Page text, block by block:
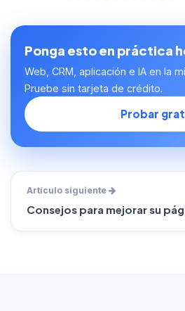
Ponga esto en práctica
Web, CRM, aplicación e IA en la
Pruebe sin tarjeta de crédito.
Probar
Artículo siguiente
Consejos para mejorar su